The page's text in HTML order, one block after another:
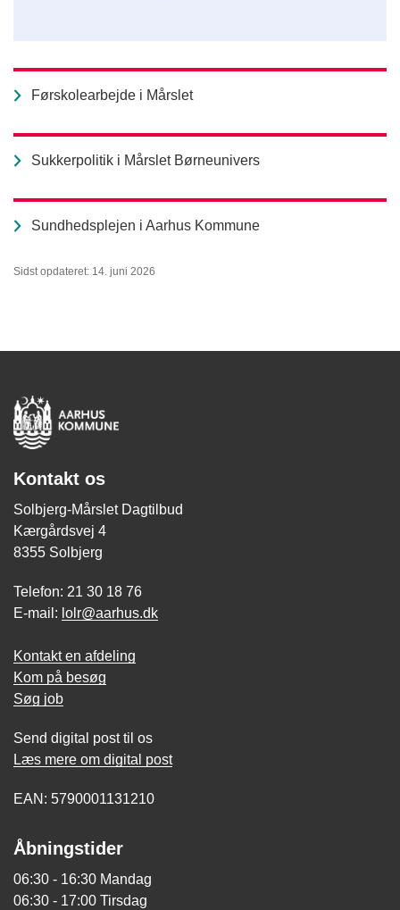
Førskolearbejde i Mårslet
Sukkerpolitik i Mårslet Børneunivers
Sundhedsplejen i Aarhus Kommune
Sidst opdateret: 14. juni 2026
Kontakt os
Solbjerg-Mårslet Dagtilbud
Kærgårdsvej 4
8355 Solbjerg
Telefon: 21 30 18 76
E-mail: lolr@aarhus.dk
Kontakt en afdeling
Kom på besøg
Søg job
Send digital post til os
Læs mere om digital post
EAN: 5790001131210
Åbningstider
06:30 - 16:30 Mandag
06:30 - 17:00 Tirsdag